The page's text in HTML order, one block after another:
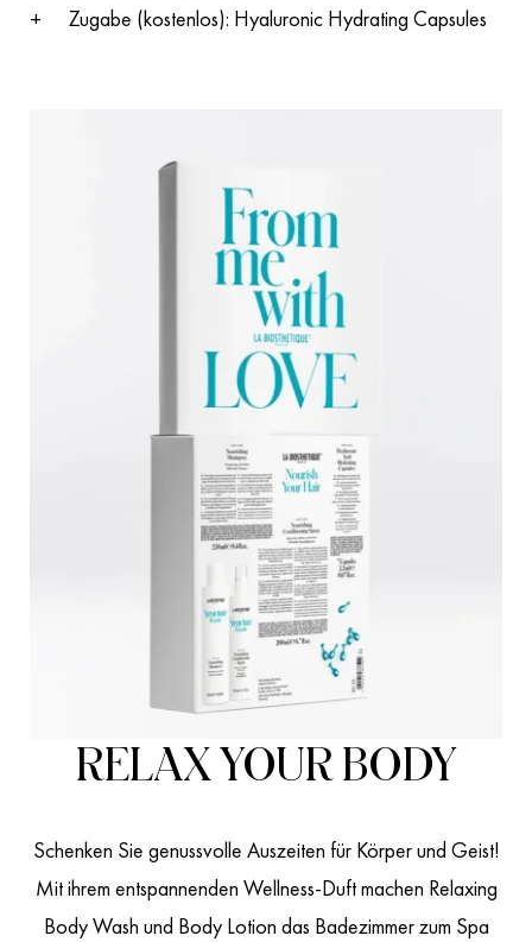
Zugabe (kostenlos): Hyaluronic Hydrating Capsules
RELAX YOUR BODY
Schenken Sie genussvolle Auszeiten für Körper und Geist!
Mit ihrem entspannenden Wellness-Duft machen Relaxing
Body Wash und Body Lotion das Badezimmer zum Spa